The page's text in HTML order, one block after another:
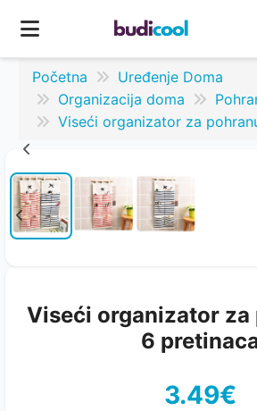
Početna
Uređenje Doma
Organizacija doma
Viseći organizator za
Viseći organizator za
6
3.49€